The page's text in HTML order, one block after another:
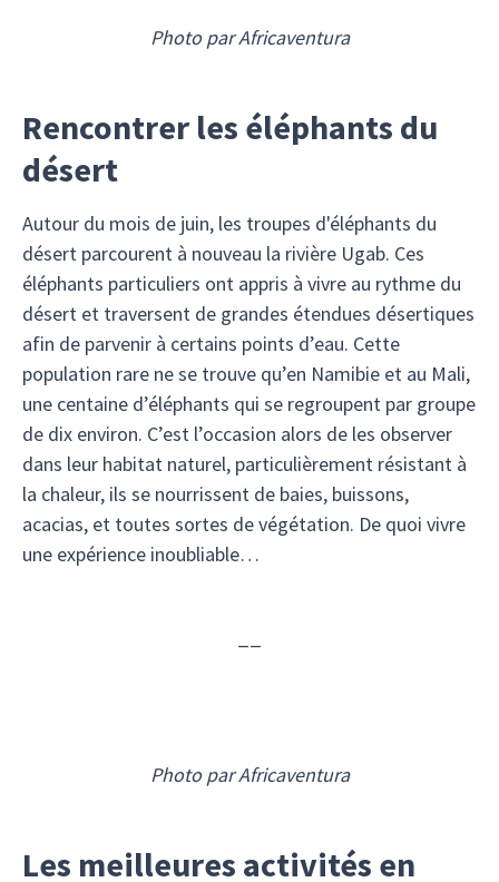
Photo par Africaventura
Rencontrer les éléphants du
désert
Autour du mois de juin, les troupes d'éléphants du
désert parcourent à nouveau la rivière Ugab. Ces
éléphants particuliers ont appris à vivre au rythme du
désert et traversent de grandes étendues désertiques
afin de parvenir à certains points d’eau. Cette
population rare ne se trouve qu’en Namibie et au Mali,
une centaine d’éléphants qui se regroupent par groupe
de dix environ. C’est l’occasion alors de les observer
dans leur habitat naturel, particulièrement résistant à
la chaleur, ils se nourrissent de baies, buissons,
acacias, et toutes sortes de végétation. De quoi vivre
une expérience inoubliable…
Photo par Africaventura
Les meilleures activités en